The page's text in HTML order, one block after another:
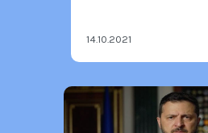
14.10.2021